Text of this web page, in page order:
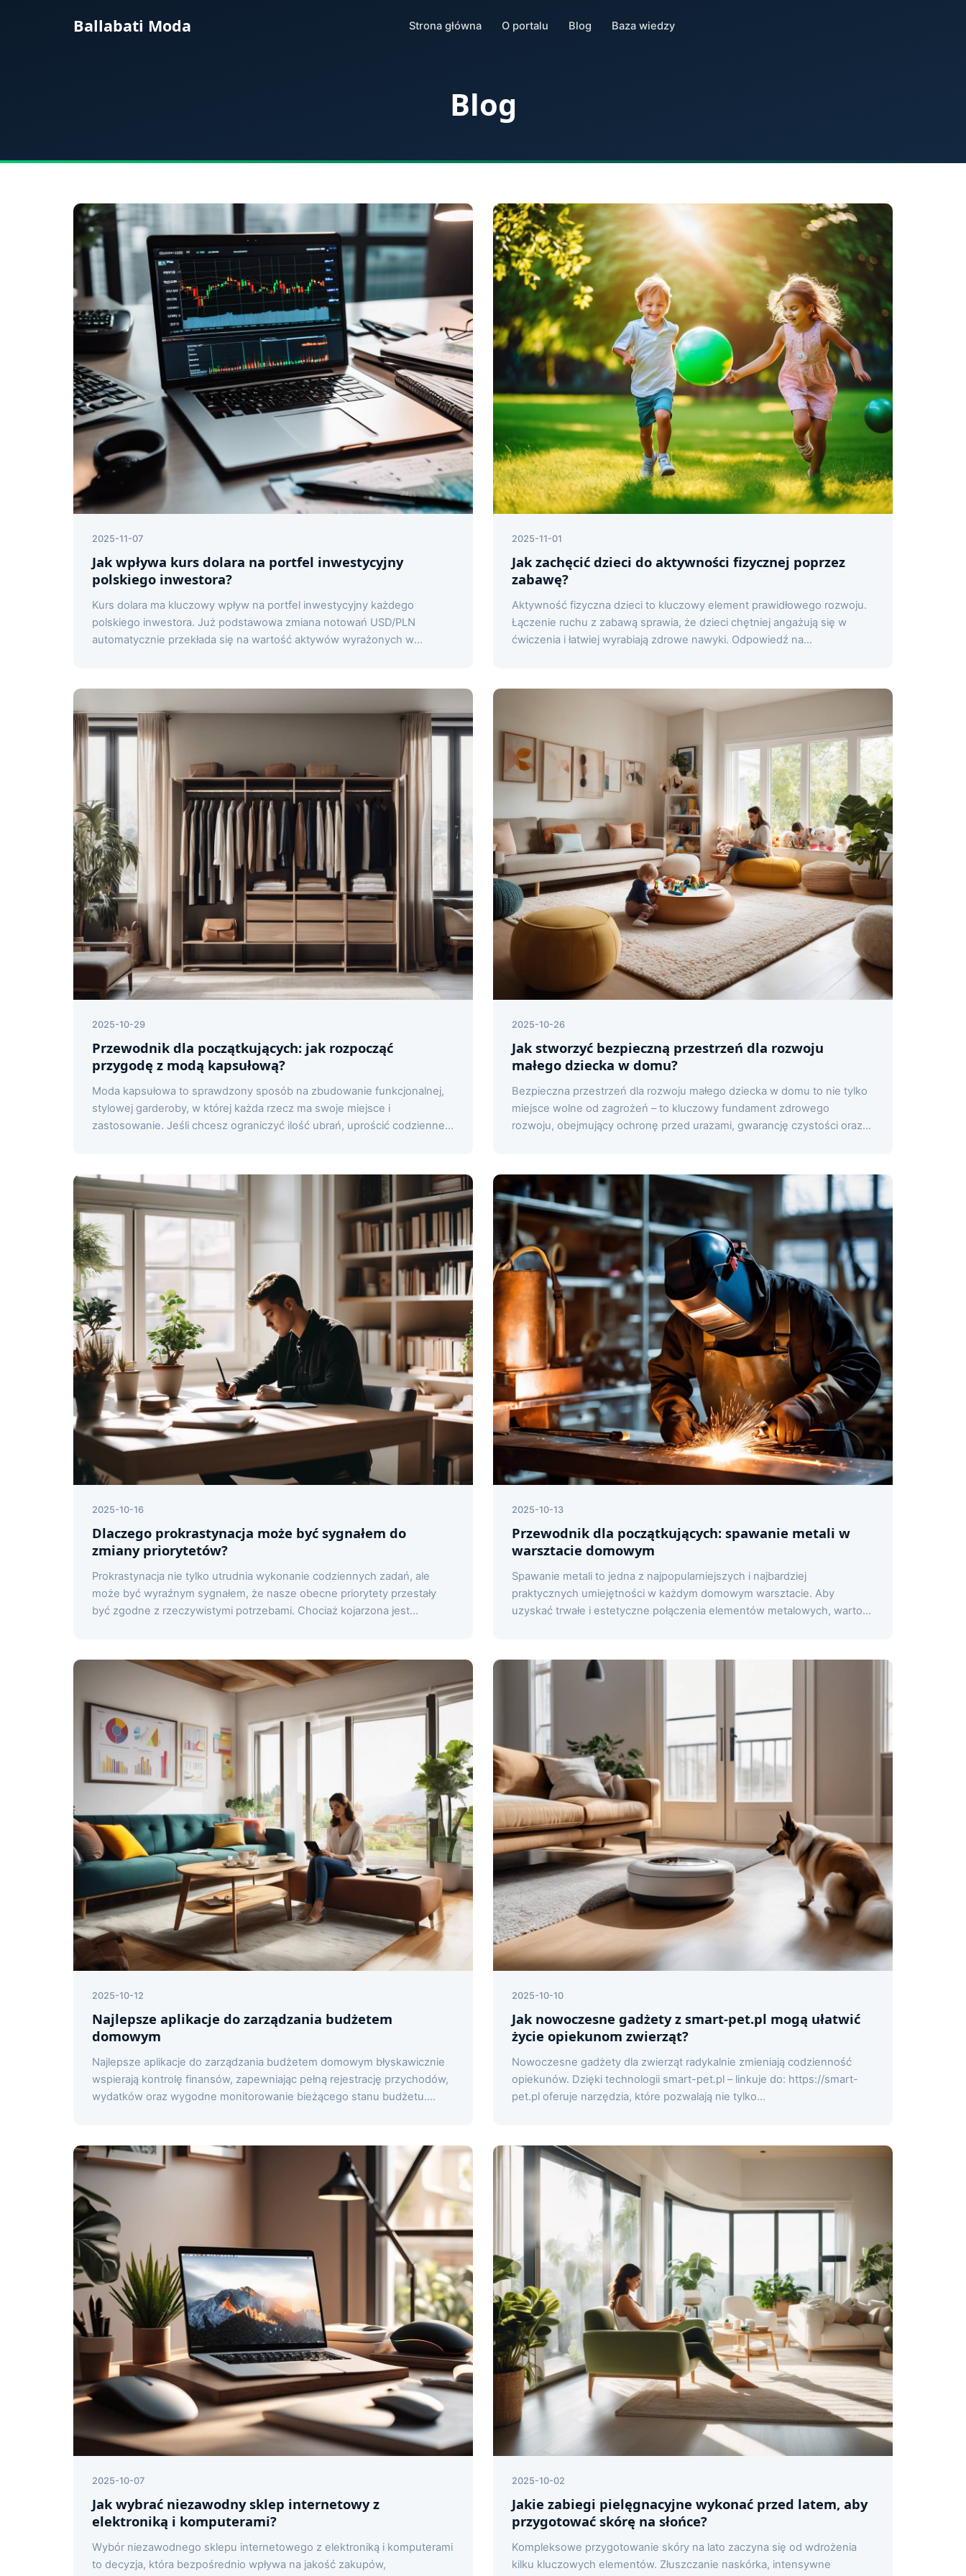
Ballabati Moda Strona główna O portalu Blog Baza wiedzy
Blog
2025-11-07
Jak wpływa kurs dolara na portfel inwestycyjny
polskiego inwestora?
Kurs dolara ma kluczowy wpływ na portfel inwestycyjny każdego
polskiego inwestora. Już podstawowa zmiana notowań USD/PLN
automatycznie przekłada się na wartość aktywów wyrażonych w
2025-11-01
Jak zachęcić dzieci do aktywności fizycznej poprzez
zabawę?
Aktywność fizyczna dzieci to kluczowy element prawidłowego rozwoju.
Łączenie ruchu z zabawą sprawia, że dzieci chętniej angażują się w
ćwiczenia i łatwiej wyrabiają zdrowe nawyki. Odpowiedź na...
2025-10-29
Przewodnik dla początkujących: jak rozpocząć
przygodę z modą kapsułową?
Moda kapsułowa to sprawdzony sposób na zbudowanie funkcjonalnej,
stylowej garderoby, w której każda rzecz ma swoje miejsce i
zastosowanie. Jeśli chcesz ograniczyć ilość ubrań, uprościć codzienne...
2025-10-26
Jak stworzyć bezpieczną przestrzeń dla rozwoju
małego dziecka w domu?
Bezpieczna przestrzeń dla rozwoju małego dziecka w domu to nie tylko
miejsce wolne od zagrożeń – to kluczowy fundament zdrowego
rozwoju, obejmujący ochronę przed urazami, gwarancję czystości oraz...
2025-10-16
Dlaczego prokrastynacja może być sygnałem do
zmiany priorytetów?
Prokrastynacja nie tylko utrudnia wykonanie codziennych zadań, ale
może być wyraźnym sygnałem, że nasze obecne priorytety przestały
być zgodne z rzeczywistymi potrzebami. Chociaż kojarzona jest...
2025-10-13
Przewodnik dla początkujących: spawanie metali w
warsztacie domowym
Spawanie metali to jedna z najpopularniejszych i najbardziej
praktycznych umiejętności w każdym domowym warsztacie. Aby
uzyskać trwałe i estetyczne połączenia elementów metalowych, warto
2025-10-12
Najlepsze aplikacje do zarządzania budżetem
domowym
Najlepsze aplikacje do zarządzania budżetem domowym błyskawicznie
wspierają kontrolę finansów, zapewniając pełną rejestrację przychodów,
wydatków oraz wygodne monitorowanie bieżącego stanu budżetu....
2025-10-10
Jak nowoczesne gadżety z smart-pet.pl mogą ułatwić
życie opiekunom zwierząt?
Nowoczesne gadżety dla zwierząt radykalnie zmieniają codzienność
opiekunów. Dzięki technologii smart-pet.pl – linkuje do: https://smart-
pet.pl oferuje narzędzia, które pozwalają nie tylko...
2025-10-07
Jak wybrać niezawodny sklep internetowy z
elektroniką i komputerami?
Wybór niezawodnego sklepu internetowego z elektroniką i komputerami
to decyzja, która bezpośrednio wpływa na jakość zakupów,
2025-10-02
Jakie zabiegi pielęgnacyjne wykonać przed latem, aby
przygotować skórę na słońce?
Kompleksowe przygotowanie skóry na lato zaczyna się od wdrożenia
kilku kluczowych elementów. Złuszczanie naskórka, intensywne